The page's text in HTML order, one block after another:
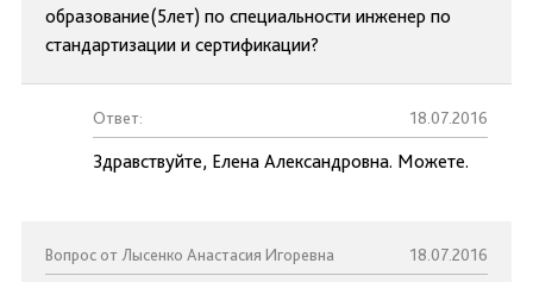
образование(5лет) по специальности инженер по
стандартизации и сертификации?
Ответ: 18.07.2016
Здравствуйте, Елена Александровна. Можете.
Вопрос от Лысенко Анастасия Игоревна 18.07.2016